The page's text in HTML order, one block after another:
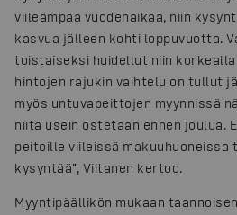
viileämpää vuodenaikaa, niin
kasvua jälleen kohti loppuvuotta.
toistaiseksi huidellut niin korkealla
hintojen rajukin vaihtelu on tullut
myös untuvapeittojen myynnissä
niitä usein ostetaan ennen joulua.
peitoille viileissä makuuhuoneissa
kysyntää”, Viitanen kertoo.
Myyntipäällikön mukaan